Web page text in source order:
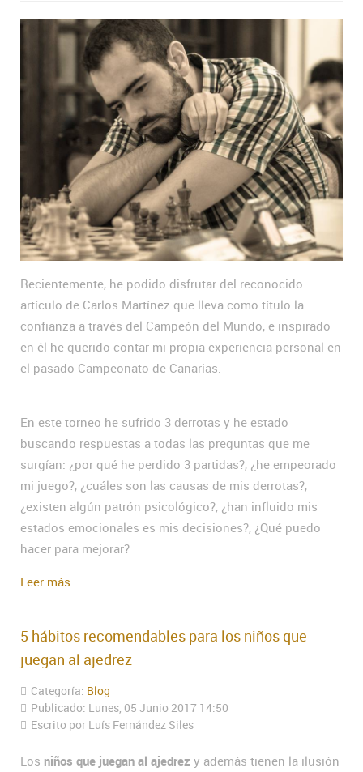
Recientemente, he podido disfrutar del reconocido
artículo de Carlos Martínez que lleva como título la
confianza a través del Campeón del Mundo, e inspirado
en él he querido contar mi propia experiencia personal en
el pasado Campeonato de Canarias.
En este torneo he sufrido 3 derrotas y he estado
buscando respuestas a todas las preguntas que me
surgían: ¿por qué he perdido 3 partidas?, ¿he empeorado
mi juego?, ¿cuáles son las causas de mis derrotas?,
¿existen algún patrón psicológico?, ¿han influido mis
estados emocionales es mis decisiones?, ¿Qué puedo
hacer para mejorar?
Leer más...
5 hábitos recomendables para los niños que
juegan al ajedrez
Categoría: Blog
Publicado: Lunes, 05 Junio 2017 14:50
Escrito por Luís Fernández Siles
Los niños que juegan al ajedrez y además tienen la ilusión